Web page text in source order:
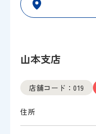
山本支店
店舗コード：019
住所